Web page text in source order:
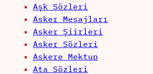
Aşk Sözleri
Asker Mesajları
Asker Şiirleri
Asker Sözleri
Askere Mektup
Ata Sözleri